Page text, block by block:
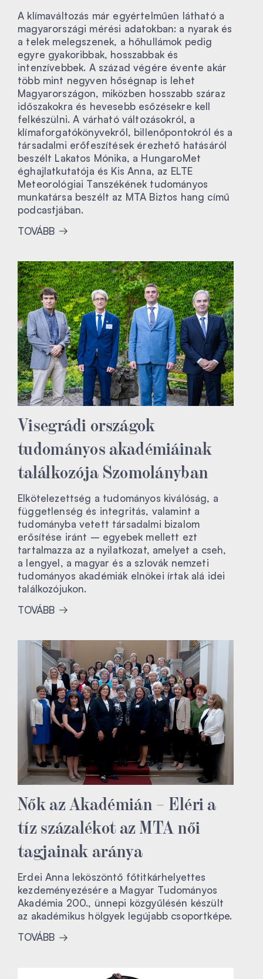
A klímaváltozás már egyértelműen látható a
magyarországi mérési adatokban: a nyarak és
a telek melegszenek, a hőhullámok pedig
egyre gyakoribbak, hosszabbak és
intenzívebbek. A század végére évente akár
több mint negyven hőségnap is lehet
Magyarországon, miközben hosszabb száraz
időszakokra és hevesebb esőzésekre kell
felkészülni. A várható változásokról, a
klímaforgatókönyvekről, billenőpontokról és a
társadalmi erőfeszítések érezhető hatásáról
beszélt Lakatos Mónika, a HungaroMet
éghajlatkutatója és Kis Anna, az ELTE
Meteorológiai Tanszékének tudományos
munkatársa beszélt az MTA Biztos hang című
podcastjában.
TOVÁBB
Visegrádi országok
tudományos akadémiáinak
találkozója Szomolányban
Elkötelezettség a tudományos kiválóság, a
függetlenség és integritás, valamint a
tudományba vetett társadalmi bizalom
erősítése iránt – egyebek mellett ezt
tartalmazza az a nyilatkozat, amelyet a cseh,
a lengyel, a magyar és a szlovák nemzeti
tudományos akadémiák elnökei írtak alá idei
találkozójukon.
TOVÁBB
Nők az Akadémián – Eléri a
tíz százalékot az MTA női
tagjainak aránya
Erdei Anna leköszöntő főtitkárhelyettes
kezdeményezésére a Magyar Tudományos
Akadémia 200., ünnepi közgyűlésén készült
az akadémikus hölgyek legújabb csoportképe.
TOVÁBB